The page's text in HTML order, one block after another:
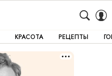
КРАСОТА РЕЦЕПТЫ